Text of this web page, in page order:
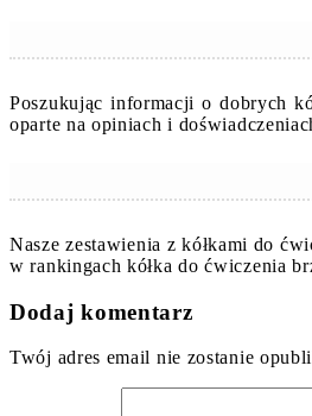
Poszukując informacji o dobrych
oparte na opiniach i
Nasze zestawienia z kółkami do
w rankingach kółka do ćwiczenia
Dodaj komentarz
Twój adres email nie zostanie